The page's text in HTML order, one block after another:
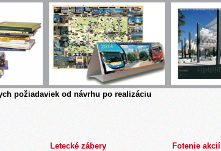
požiadaviek od návrhu po realizáciu
Letecké zábery Fotenie akcií